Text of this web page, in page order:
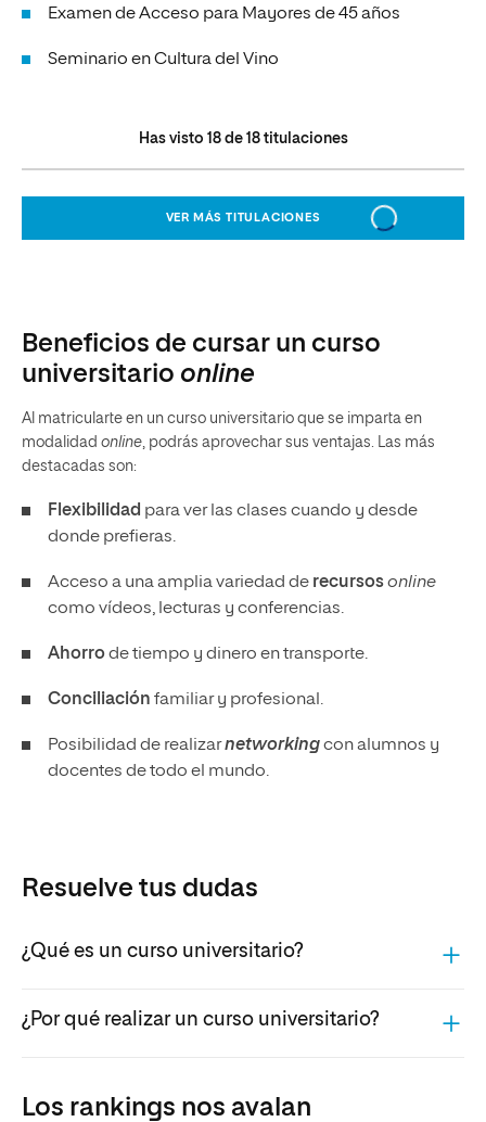
Examen de Acceso para Mayores de 45 años
Seminario en Cultura del Vino
Has visto 18de 18titulaciones
VER MÁS TITULACIONES
Beneficios de cursar un curso
universitario online
Al matricularte en un curso universitario que se imparta en
modalidad online, podrás aprovechar sus ventajas. Las más
destacadas son:
Flexibilidad para ver las clases cuando y desde
donde prefieras.
Acceso a una amplia variedad de recursosonline
como vídeos, lecturas y conferencias.
Ahorrode tiempo y dinero en transporte.
Conciliación familiar y profesional.
Posibilidad de realizarnetworkingcon alumnos y
docentes de todo el mundo.
Resuelve tus dudas
¿Qué es un curso universitario?
¿Por qué realizar un curso universitario?
Los rankings nos avalan